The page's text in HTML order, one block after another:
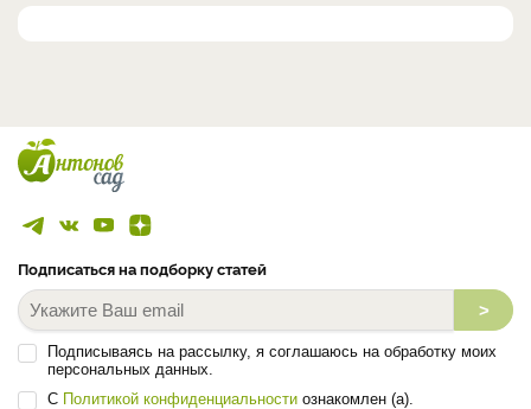
Подписаться на подборку статей
>
Подписываясь на рассылку, я соглашаюсь на обработку моих
персональных данных.
С Политикой конфиденциальности ознакомлен (а).